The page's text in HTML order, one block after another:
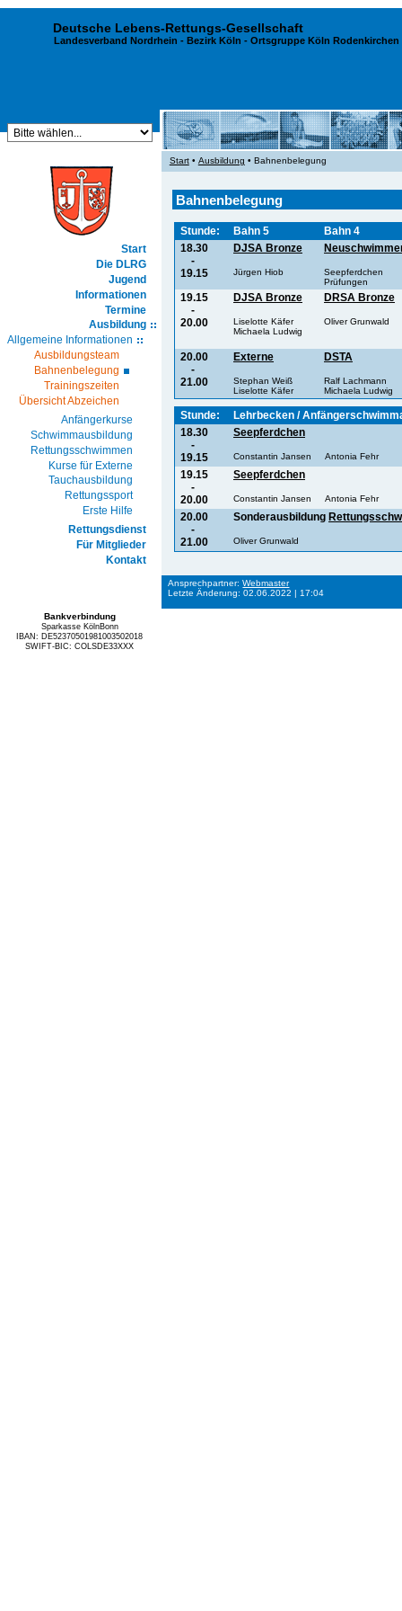
Deutsche Lebens-Rettungs-Gesellschaft
Landesverband Nordrhein - Bezirk Köln - Ortsgruppe Köln Rodenkirchen
Start
Die DLRG
Jugend
Informationen
Termine
Ausbildung
Allgemeine Informationen
Ausbildungsteam
Bahnenbelegung
Trainingszeiten
Übersicht Abzeichen
Anfängerkurse
Schwimmausbildung
Rettungsschwimmen
Kurse für Externe
Tauchausbildung
Rettungssport
Erste Hilfe
Rettungsdienst
Für Mitglieder
Kontakt
Bankverbindung
Sparkasse KölnBonn
IBAN: DE52370501981003502018
SWIFT-BIC: COLSDE33XXX
Start• Ausbildung • Bahnenbelegung
Bahnenbelegung
Stunde: Bahn 5
Bahn 4
18.30
-
19.15
DJSA Bronze
Jürgen Hiob
Seepferdchen
Prüfungen
19.15
-
20.00
DJSA Bronze
Liselotte Käfer
Michaela Ludwig
DRSA Bronze
Oliver Grunwald
20.00
-
21.00
Externe
Stephan Weiß
Liselotte Käfer
DSTA
Ralf Lachmann
Michaela Ludwig
Stunde:
Lehrbecken /
18.30
-
19.15
Seepferdchen
Constantin Jansen Antonia Fehr
19.15
-
20.00
Seepferdchen
Constantin Jansen Antonia Fehr
20.00
-
21.00
Sonderausbildung
Oliver Grunwald
Ansprechpartner:Webmaster
Letzte Änderung: 02.06.2022 | 17:04